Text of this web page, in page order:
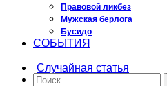
Правовой ликбез
Мужская берлога
Бусидо
СОБЫТИЯ
Случайная статья